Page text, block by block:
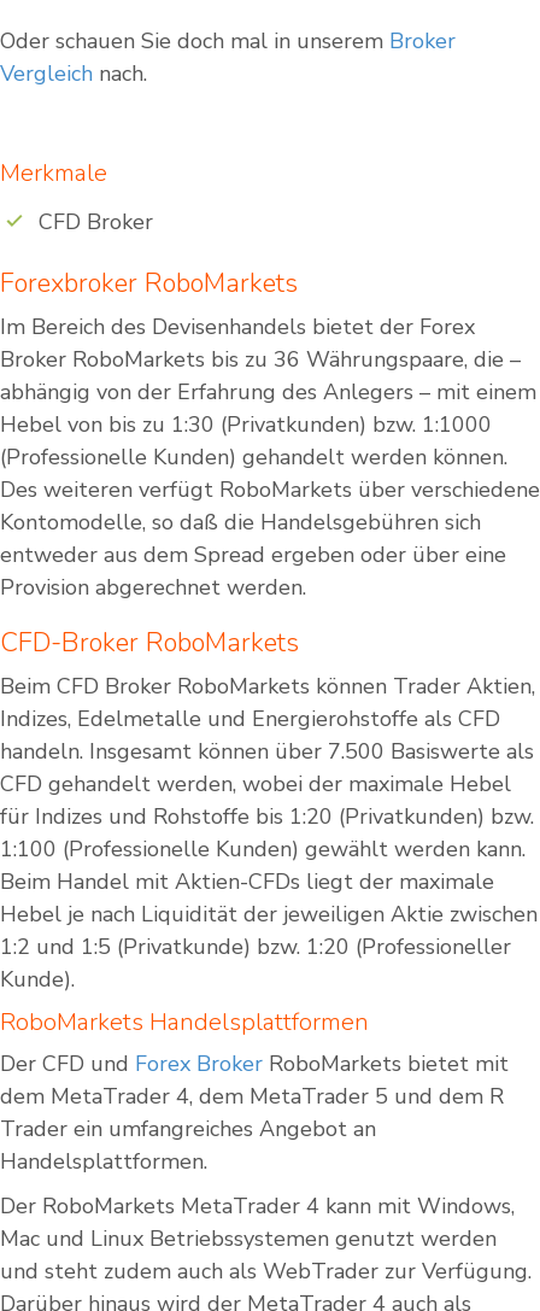
Oder schauen Sie doch mal in unserem Broker
Vergleich nach.
Merkmale
CFD Broker
Forexbroker RoboMarkets
Im Bereich des Devisenhandels bietet der Forex
Broker RoboMarkets bis zu 36 Währungspaare, die –
abhängig von der Erfahrung des Anlegers – mit einem
Hebel von bis zu 1:30 (Privatkunden) bzw. 1:1000
(Professionelle Kunden) gehandelt werden können.
Des weiteren verfügt RoboMarkets über verschiedene
Kontomodelle, so daß die Handelsgebühren sich
entweder aus dem Spread ergeben oder über eine
Provision abgerechnet werden.
CFD-Broker RoboMarkets
Beim CFD Broker RoboMarkets können Trader Aktien,
Indizes, Edelmetalle und Energierohstoffe als CFD
handeln. Insgesamt können über 7.500 Basiswerte als
CFD gehandelt werden, wobei der maximale Hebel
für Indizes und Rohstoffe bis 1:20 (Privatkunden) bzw.
1:100 (Professionelle Kunden) gewählt werden kann.
Beim Handel mit Aktien-CFDs liegt der maximale
Hebel je nach Liquidität der jeweiligen Aktie zwischen
1:2 und 1:5 (Privatkunde) bzw. 1:20 (Professioneller
Kunde).
RoboMarkets Handelsplattformen
Der CFD und Forex Broker RoboMarkets bietet mit
dem MetaTrader 4, dem MetaTrader 5 und dem R
Trader ein umfangreiches Angebot an
Handelsplattformen.
Der RoboMarkets MetaTrader 4 kann mit Windows,
Mac und Linux Betriebssystemen genutzt werden
und steht zudem auch als WebTrader zur Verfügung.
Darüber hinaus wird der MetaTrader 4 auch als